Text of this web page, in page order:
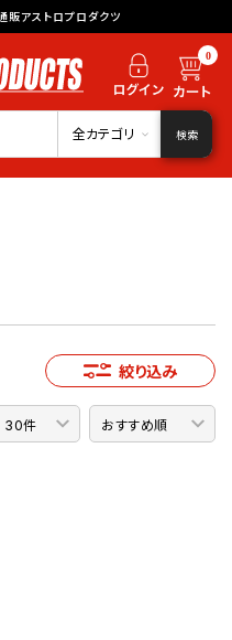
販アストロプロダクツ
0
全カテゴリ 検索
絞り込み